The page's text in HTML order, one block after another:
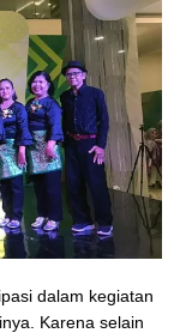
dalam kegiatan
Karena selain